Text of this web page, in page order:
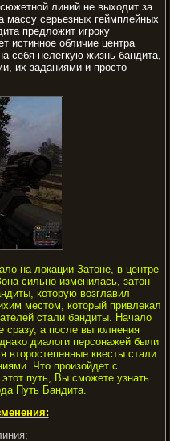
линий не выходит за
массу серьезных геймплейных
предложит игроку
истинное обличие центра
себя нелегкую жизнь бандита,
их заданиями и просто
на локации Затоне, в центре
сильно изменилась, затон
которую возглавил
местом, который привлекал
стали бандиты. Начало
сразу, а после выполнения
диалоги персонажей были
второстепенные квесты стали
Что произойдет с
путь, Вы сможете узнать
Путь Бандита.